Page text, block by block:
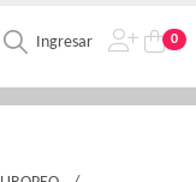
Ingresar 0